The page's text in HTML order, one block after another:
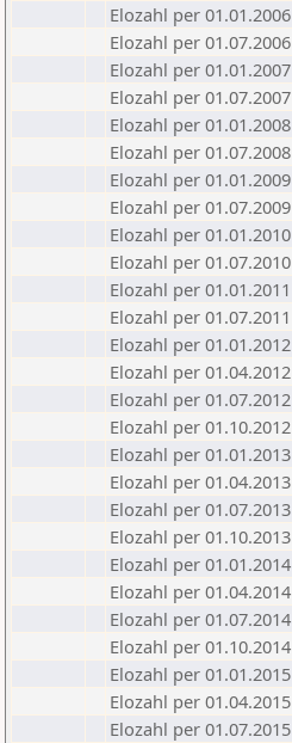
Elozahl per 01.01.2006
Elozahl per 01.07.2006
Elozahl per 01.01.2007
Elozahl per 01.07.2007
Elozahl per 01.01.2008
Elozahl per 01.07.2008
Elozahl per 01.01.2009
Elozahl per 01.07.2009
Elozahl per 01.01.2010
Elozahl per 01.07.2010
Elozahl per 01.01.2011
Elozahl per 01.07.2011
Elozahl per 01.01.2012
Elozahl per 01.04.2012
Elozahl per 01.07.2012
Elozahl per 01.10.2012
Elozahl per 01.01.2013
Elozahl per 01.04.2013
Elozahl per 01.07.2013
Elozahl per 01.10.2013
Elozahl per 01.01.2014
Elozahl per 01.04.2014
Elozahl per 01.07.2014
Elozahl per 01.10.2014
Elozahl per 01.01.2015
Elozahl per 01.04.2015
Elozahl per 01.07.2015